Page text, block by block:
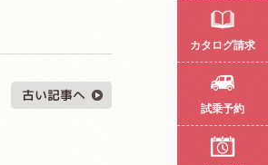
カタログ請求
試乗予約